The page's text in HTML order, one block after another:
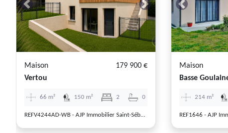
Previous Next
Maison
179 900 €
Vertou
66 m² 150 m² 2 0
REFV4244AD-WB - AJP Immobilier Saint-Sébastien-sur-Loire
Previous
Maison
Basse
214 m²